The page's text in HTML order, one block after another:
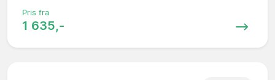
Pris fra
1 635,-